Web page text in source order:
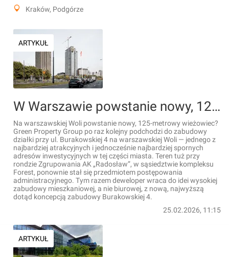
Kraków, Podgórze
ARTYKUŁ
W Warszawie powstanie nowy, 125-metrowy apartamentowiec?
Na warszawskiej Woli powstanie nowy, 125-metrowy wieżowiec?
Green Property Group po raz kolejny podchodzi do zabudowy
działki przy ul. Burakowskiej 4 na warszawskiej Woli — jednego z
najbardziej atrakcyjnych i jednocześnie najbardziej spornych
adresów inwestycyjnych w tej części miasta. Teren tuż przy
rondzie Zgrupowania AK „Radosław”, w sąsiedztwie kompleksu
Forest, ponownie stał się przedmiotem postępowania
administracyjnego. Tym razem deweloper wraca do idei wysokiej
zabudowy mieszkaniowej, a nie biurowej, z nową, najwyższą
dotąd koncepcją zabudowy Burakowskiej 4.
25.02.2026, 11:15
ARTYKUŁ